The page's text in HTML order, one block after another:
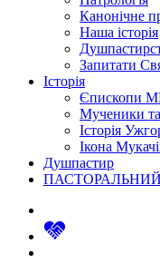
Канонічне
Наша історія
Запитати
Історія
Єпископи
Мученики та
Історія
Ікона
Душпастир